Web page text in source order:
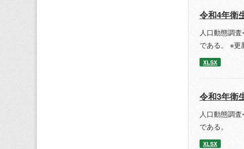
令和4年衛
人口動態調
である。 ※更
XLSX
令和3年衛
人口動態調
である。
XLSX